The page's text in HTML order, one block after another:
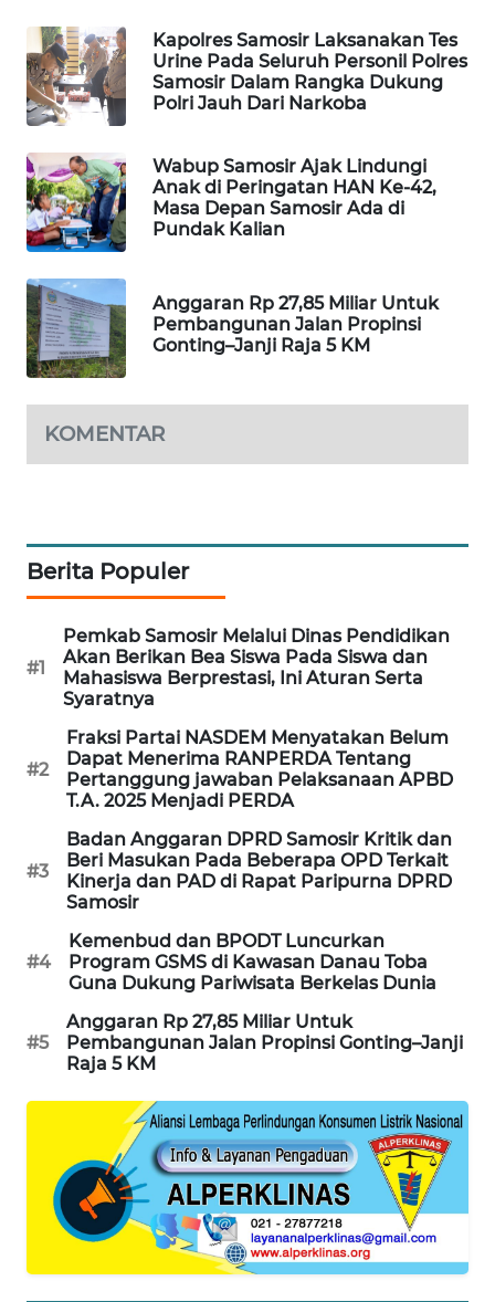
Kapolres Samosir Laksanakan Tes
Urine Pada Seluruh Personil Polres
Samosir Dalam Rangka Dukung
Polri Jauh Dari Narkoba
Wabup Samosir Ajak Lindungi
Anak di Peringatan HAN Ke-42,
Masa Depan Samosir Ada di
Pundak Kalian
Anggaran Rp 27,85 Miliar Untuk
Pembangunan Jalan Propinsi
Gonting–Janji Raja 5 KM
KOMENTAR
Berita Populer
#1
Pemkab Samosir Melalui Dinas Pendidikan
Akan Berikan Bea Siswa Pada Siswa dan
Mahasiswa Berprestasi, Ini Aturan Serta
Syaratnya
#2
Fraksi Partai NASDEM Menyatakan Belum
Dapat Menerima RANPERDA Tentang
Pertanggung jawaban Pelaksanaan APBD
T.A. 2025 Menjadi PERDA
#3
Badan Anggaran DPRD Samosir Kritik dan
Beri Masukan Pada Beberapa OPD Terkait
Kinerja dan PAD di Rapat Paripurna DPRD
Samosir
#4
Kemenbud dan BPODT Luncurkan
Program GSMS di Kawasan Danau Toba
Guna Dukung Pariwisata Berkelas Dunia
#5
Anggaran Rp 27,85 Miliar Untuk
Pembangunan Jalan Propinsi Gonting–Janji
Raja 5 KM
KARING
NEWS
JURNAL
MARITIM
HUMBANG
NEWS
GARONGGANG
NEWS
ID
CILEUNGSI
NEWS
BERKAT
NEWS
BERAMPU
NEWS
ANUGERAH
NEWS
AKHLAK
ID
PERAPKI
NEWS
SONYA
ASA
NEWS